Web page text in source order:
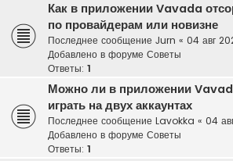
Как в приложении Vavada
по провайдерам или новизне
Последнее сообщение Jurn « 04 авг
Добавлено в форуме Советы
Ответы: 1
Можно ли в приложении
играть на двух аккаунтах
Последнее сообщение Lavokka « 04
Добавлено в форуме Советы
Ответы: 1